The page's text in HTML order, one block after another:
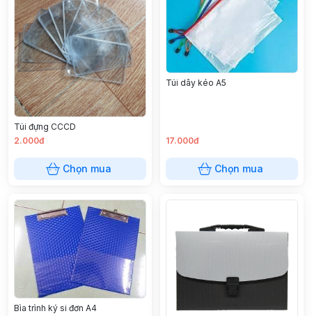
Túi đựng CCCD
2.000đ
Chọn mua
Túi dây kéo A5
17.000đ
Chọn mua
Bìa trình ký si đơn A4